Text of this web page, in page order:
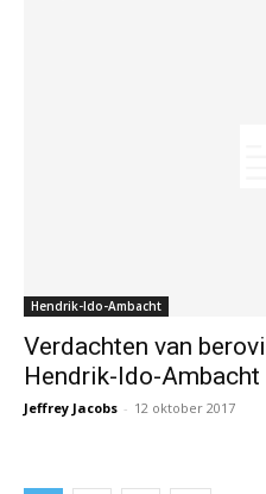
Hendrik-Ido-Ambacht
Verdachten van
Hendrik-Ido-Ambacht
Jeffrey Jacobs - 12 oktober 2017